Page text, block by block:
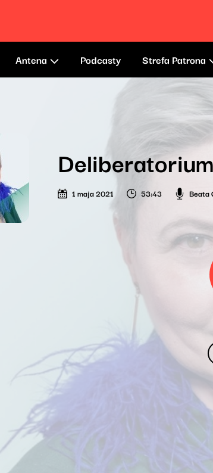
Antena Podcasty Strefa Patrona
1 maja 2021 53:43 Beata